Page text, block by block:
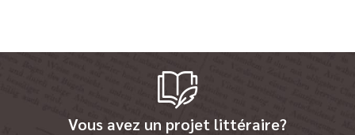
Vous avez un projet littéraire?